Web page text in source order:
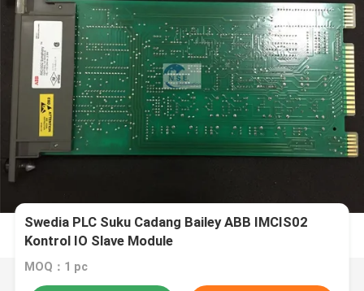
Swedia PLC Suku Cadang Bailey ABB IMCIS02
Kontrol IO Slave Module
MOQ：1 pc